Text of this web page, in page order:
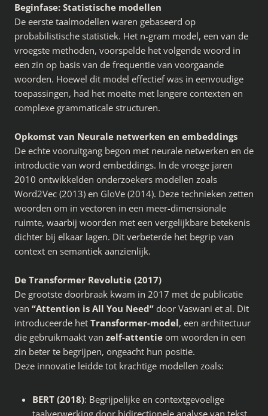
Beginfase: Statistische modellen
De eerste taalmodellen waren gebaseerd op
probabilistische statistiek. Het n-gram model, een van de
vroegste methoden, voorspelde het volgende woord in
een zin op basis van de frequentie van voorgaande
woorden. Hoewel dit model effectief was in eenvoudige
toepassingen, had het moeite met langere contexten en
complexe grammaticale structuren.
Opkomst van Neurale netwerken en embeddings
De echte vooruitgang begon met neurale netwerken en de
introductie van word embeddings. In de vroege jaren
2010 ontwikkelden onderzoekers modellen zoals
Word2Vec (2013) en GloVe (2014). Deze technieken zetten
woorden om in vectoren in een meer-dimensionale
ruimte, waarbij woorden met een vergelijkbare betekenis
dichter bij elkaar lagen. Dit verbeterde het begrip van
context en semantiek aanzienlijk.
De Transformer Revolutie (2017)
De grootste doorbraak kwam in 2017 met de publicatie
van “Attention is All You Need” door Vaswani et al. Dit
introduceerde het Transformer-model, een architectuur
die gebruikmaakt van zelf-attentie om woorden in een
zin beter te begrijpen, ongeacht hun positie.
Deze innovatie leidde tot krachtige modellen zoals:
BERT (2018): Begrijpelijke en contextgevoelige
taalverwerking door bidirectionele analyse van tekst.